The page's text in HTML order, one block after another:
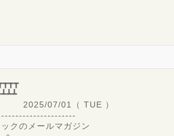
2025/07/01（ TUE ）
のメールマガジン